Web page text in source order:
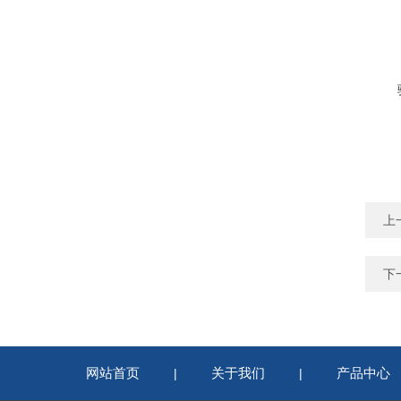
下
网站首页 | 关于我们 | 产品中心